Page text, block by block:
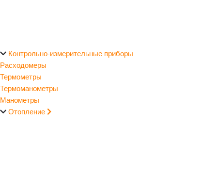
Контрольно-измерительные приборы
Расходомеры
Термометры
Термоманометры
Манометры
Отопление